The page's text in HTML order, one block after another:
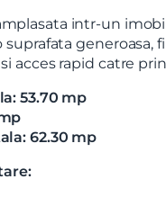
intr-un
suprafata
acces rapid catre
53.70 mp
62.30 mp